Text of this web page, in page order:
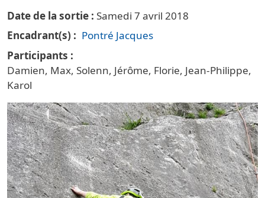
Date de la sortie
Samedi 7 avril 2018
Encadrant(s)
Pontré Jacques
Participants
Damien, Max, Solenn, Jérôme, Florie, Jean-Philippe,
Karol
Vignette principale